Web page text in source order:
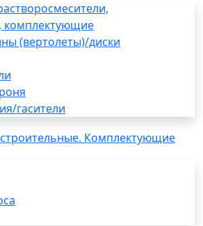
комплектующие
(вертолеты)/диски
гасители
Комплектующие